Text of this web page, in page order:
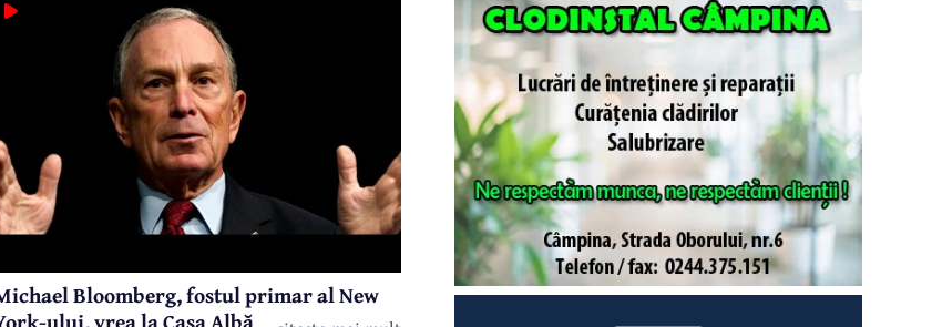
Bloomberg, fostul primar al New